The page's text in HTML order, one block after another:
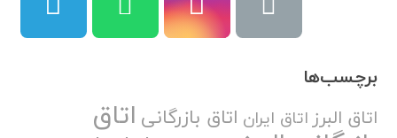
برچسب‌ها
اتاق البرزاتاق ایران اتاق بازرگانی اتاق